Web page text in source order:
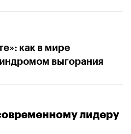
как в мире
выгорания
лидеру